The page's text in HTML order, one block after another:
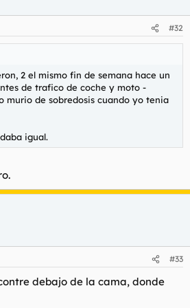
de maldecir su puta calavera. Tiene
del infierno o del cielo,
ido.
de vosotros ha perdido un amigo?
#32
2 el mismo fin de semana hace un
de trafico de coche y moto -
murio de sobredosis cuando yo tenia
igual.
#33
debajo de la cama, donde